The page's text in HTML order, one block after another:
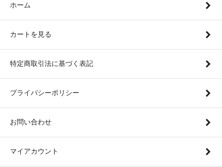
ホーム
カートを見る
特定商取引法に基づく表記
プライバシーポリシー
お問い合わせ
マイアカウント